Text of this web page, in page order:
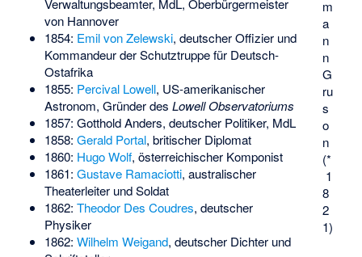
m
a
n
n
G
ru
s
o
n
(*
1
8
2
1)
Verwaltungsbeamter, MdL, Oberbürgermeister
von Hannover
1854: Emil von Zelewski, deutscher Offizier und
Kommandeur der Schutztruppe für Deutsch-
Ostafrika
1855: Percival Lowell, US-amerikanischer
Astronom, Gründer des Lowell Observatoriums
1857: Gotthold Anders, deutscher Politiker, MdL
1858: Gerald Portal, britischer Diplomat
1860: Hugo Wolf, österreichischer Komponist
1861: Gustave Ramaciotti, australischer
Theaterleiter und Soldat
1862: Theodor Des Coudres, deutscher
Physiker
1862: Wilhelm Weigand, deutscher Dichter und